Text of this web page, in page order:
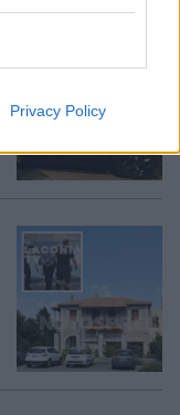
Privacy Policy